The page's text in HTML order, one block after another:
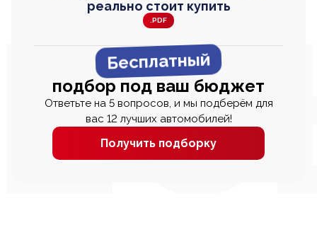
реально стоит купить
.PDF
Бесплатный
подбор под ваш бюджет
Ответьте на 5 вопросов, и мы подберём для
вас 12 лучших автомобилей!
Получить подборку